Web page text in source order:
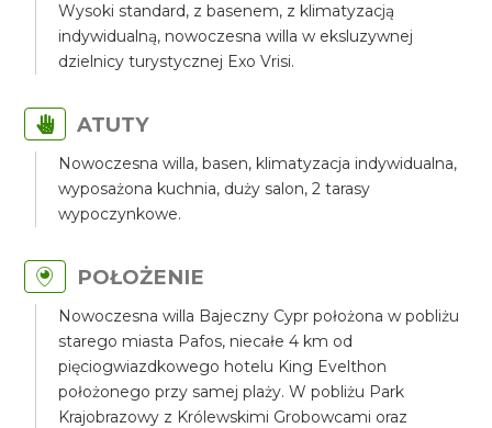
Wysoki standard, z basenem, z klimatyzacją
indywidualną, nowoczesna willa w eksluzywnej
dzielnicy turystycznej Exo Vrisi.
ATUTY
Nowoczesna willa, basen, klimatyzacja indywidualna,
wyposażona kuchnia, duży salon, 2 tarasy
wypoczynkowe.
POŁOŻENIE
Nowoczesna willa Bajeczny Cypr położona w pobliżu
starego miasta Pafos, niecałe 4 km od
pięciogwiazdkowego hotelu King Evelthon
położonego przy samej plaży. W pobliżu Park
Krajobrazowy z Królewskimi Grobowcami oraz